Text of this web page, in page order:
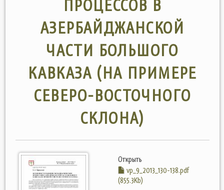
ПРОЦЕССОВ В
АЗЕРБАЙДЖАНСКОЙ
ЧАСТИ БОЛЬШОГО
КАВКАЗА (НА ПРИМЕРЕ
СЕВЕРО-ВОСТОЧНОГО
СКЛОНА)
Открыть
vp_9_2013_130-138.pdf
(855.3Kb)